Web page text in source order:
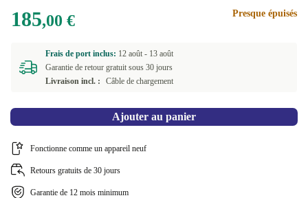
185,00 € Presque épuisés
Frais de port inclus: 12 août - 13 août
Garantie de retour gratuit sous 30 jours
Livraison incl. :
Câble de chargement
Ajouter au panier
Fonctionne comme un appareil neuf
Retours gratuits de 30 jours
Garantie de 12 mois minimum